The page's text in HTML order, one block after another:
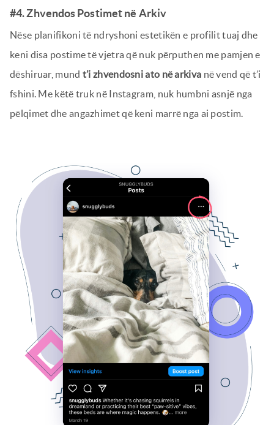
#4. Zhvendos Postimet në Arkiv
Nëse planifikoni të ndryshoni estetikën e profilit tuaj dhe
keni disa postime të vjetra që nuk përputhen me pamjen e
dëshiruar, mund t’i zhvendosni ato në arkiva në vend që t’i
fshini. Me këtë truk në Instagram, nuk humbni asnjë nga
pëlqimet dhe angazhimet që keni marrë nga ai postim.